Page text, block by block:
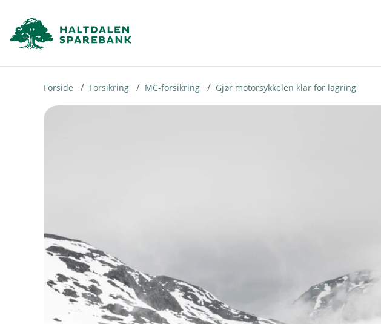
Forside Forsikring MC-forsikring Gjør motorsykkelen klar for lagring